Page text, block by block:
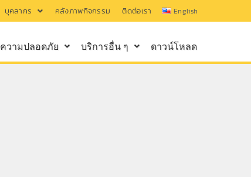
บุคลากร คลังภาพกิจกรรม ติดต่อเรา English
ความปลอดภัย บริการอื่น ๆ ดาวน์โหลด